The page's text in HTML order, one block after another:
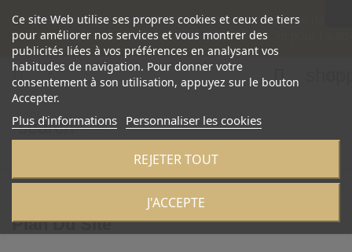
Bienvenue dans notre boutique en ligne exclusive de
France, spécialisée dans l'outil officiel Creaclip pour
 
search
Ce site Web utilise ses propres cookies et ceux de tiers
pour améliorer nos services et vous montrer des
publicités liées à vos préférences en analysant vos
habitudes de navigation. Pour donner votre
consentement à son utilisation, appuyez sur le bouton
Accepter.
Plus d'informations Personnaliser les cookies
REJETER TOUT
J'ACCEPTE
Plan Du Site